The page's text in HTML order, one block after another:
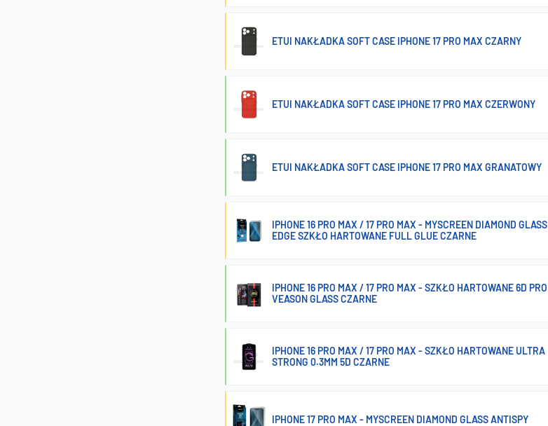
ETUI NAKŁADKA SOFT CASE IPHONE 17 PRO MAX CZARNY
ETUI NAKŁADKA SOFT CASE IPHONE 17 PRO MAX CZERWONY
ETUI NAKŁADKA SOFT CASE IPHONE 17 PRO MAX GRANATOWY
IPHONE 16 PRO MAX / 17 PRO MAX - MYSCREEN DIAMOND GLASS
EDGE SZKŁO HARTOWANE FULL GLUE CZARNE
IPHONE 16 PRO MAX / 17 PRO MAX - SZKŁO HARTOWANE 6D PRO
VEASON GLASS CZARNE
IPHONE 16 PRO MAX / 17 PRO MAX - SZKŁO HARTOWANE ULTRA
STRONG 0.3MM 5D CZARNE
IPHONE 17 PRO MAX - MYSCREEN DIAMOND GLASS ANTISPY